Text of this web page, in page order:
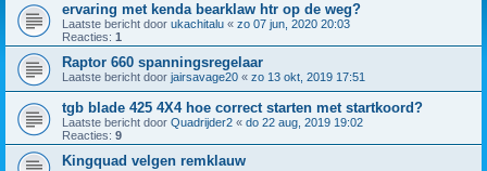
ervaring met kenda bearklaw htr op de weg?
Laatste bericht door ukachitalu « zo 07 jun, 2020 20:03
Reacties: 1
Raptor 660 spanningsregelaar
Laatste bericht door jairsavage20 « zo 13 okt, 2019 17:51
tgb blade 425 4X4 hoe correct starten met startkoord?
Laatste bericht door Quadrijder2 « do 22 aug, 2019 19:02
Reacties: 9
Kingquad velgen remklauw